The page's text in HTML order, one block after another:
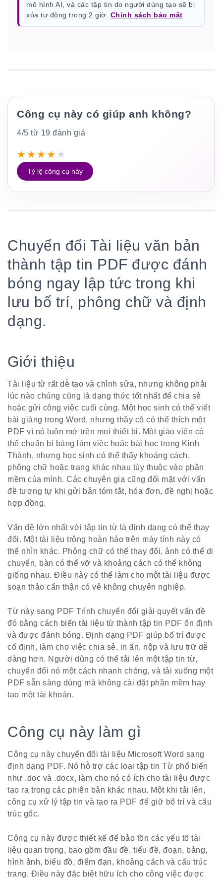
mô hình AI, và các tập tin do người dùng tạo sẽ bị
xóa tự động trong 2 giờ. Chính sách bảo mật
Công cụ này có giúp anh không?
4/5 từ 19 đánh giá
★★★★ ★
Tỷ lệ công cụ này
Chuyển đổi Tài liệu văn bản
thành tập tin PDF được đánh
bóng ngay lập tức trong khi
lưu bố trí, phông chữ và định
dạng.
Giới thiệu
Tài liệu từ rất dễ tạo và chỉnh sửa, nhưng không phải
lúc nào chúng cũng là dạng thức tốt nhất để chia sẻ
hoặc gửi công việc cuối cùng. Một học sinh có thể viết
bài giảng trong Word, nhưng thầy cô có thể thích một
PDF vì nó luôn mở trên mọi thiết bị. Một giáo viên có
thể chuẩn bị bảng làm việc hoặc bài học trong Kinh
Thánh, nhưng học sinh có thể thấy khoảng cách,
phông chữ hoặc trang khác nhau tùy thuộc vào phần
mềm của mình. Các chuyên gia cũng đối mặt với vấn
đề tương tự khi gửi bản tóm tắt, hóa đơn, đề nghị hoặc
hợp đồng.
Vấn đề lớn nhất với tập tin từ là định dạng có thể thay
đổi. Một tài liệu trông hoàn hảo trên máy tính này có
thể nhìn khác. Phông chữ có thể thay đổi, ảnh có thể di
chuyển, bàn có thể vỡ và khoảng cách có thể không
giống nhau. Điều này có thể làm cho một tài liệu được
soạn thảo cẩn thận có vẻ không chuyên nghiệp.
Từ này sang PDF Trình chuyển đổi giải quyết vấn đề
đó bằng cách biến tài liệu từ thành tập tin PDF ổn định
và được đánh bóng. Định dạng PDF giúp bố trí được
cố định, làm cho việc chia sẻ, in ấn, nộp và lưu trữ dễ
dàng hơn. Người dùng có thể tải lên một tập tin từ,
chuyển đổi nó một cách nhanh chóng, và tải xuống một
PDF sẵn sàng dùng mà không cài đặt phần mềm hay
tạo một tài khoản.
Công cụ này làm gì
Công cụ này chuyển đổi tài liệu Microsoft Word sang
định dạng PDF. Nó hỗ trợ các loại tập tin Từ phổ biến
như .doc và .docx, làm cho nó có ích cho tài liệu được
tạo ra trong các phiên bản khác nhau. Một khi tải lên,
công cụ xử lý tập tin và tạo ra PDF để giữ bố trí và cấu
trúc gốc.
Công cụ này được thiết kế để bảo tồn các yếu tố tài
liệu quan trọng, bao gồm đầu đề, tiểu đề, đoạn, bảng,
hình ảnh, biểu đồ, điểm đạn, khoảng cách và cấu trúc
trang. Điều này đặc biệt hữu ích cho công việc được